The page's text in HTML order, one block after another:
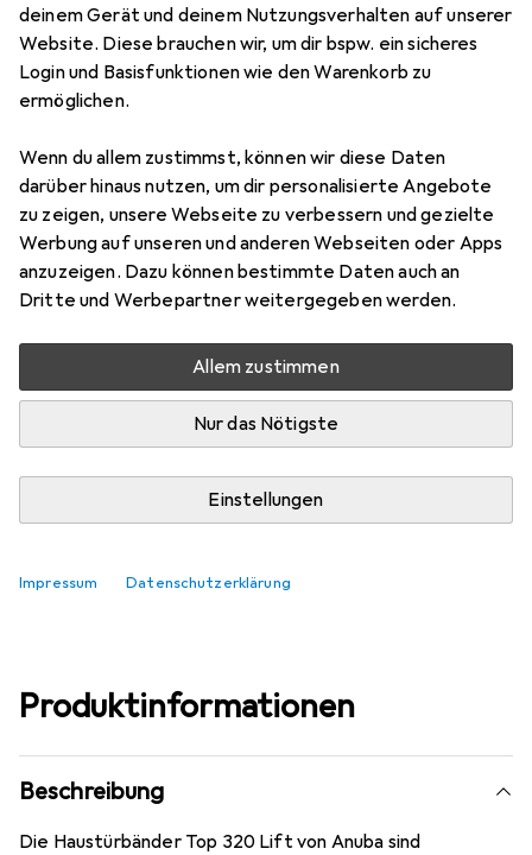
deinem Gerät und deinem Nutzungsverhalten auf unserer
Website. Diese brauchen wir, um dir bspw. ein sicheres
Login und Basisfunktionen wie den Warenkorb zu
ermöglichen.
Wenn du allem zustimmst, können wir diese Daten
darüber hinaus nutzen, um dir personalisierte Angebote
zu zeigen, unsere Webseite zu verbessern und gezielte
Werbung auf unseren und anderen Webseiten oder Apps
anzuzeigen. Dazu können bestimmte Daten auch an
Dritte und Werbepartner weitergegeben werden.
Allem zustimmen
Nur das Nötigste
Einstellungen
Impressum Datenschutzerklärung
3 Bilder
Anuba Haustürbänder Top 320 Lift
EUR
43,07
Bewertungen Marke
Mehr von Anuba
Mehr als 10 Stück an Lager beim Lieferanten
Lieferort angeben für genaue Lieferzeit
In den Warenkorb
kostenloser Versand
Produktinformationen
Beschreibung
Die Haustürbänder Top 320 Lift von Anuba sind